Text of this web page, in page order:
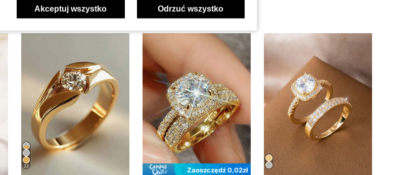
22 Zaoszczędź 0,02zł
Akceptuj wszystko Odrzuć wszystko